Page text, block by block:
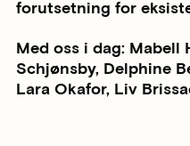
forutsetning for
Med oss i dag: Mabell
Schjønsby, Delphine
Lara Okafor, Liv